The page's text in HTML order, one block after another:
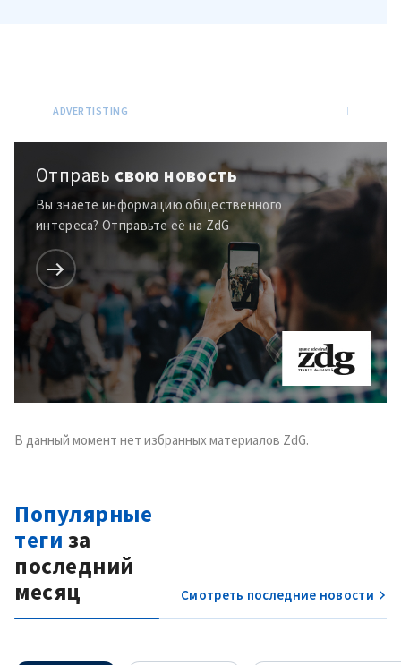
ПОДДЕРЖАТЬ
Отправь свою новость
Вы знаете информацию общественного
интереса? Отправьте её на ZdG
В данный момент нет избранных материалов ZdG.
Популярные
теги за
последний
месяц
Смотреть последние новости